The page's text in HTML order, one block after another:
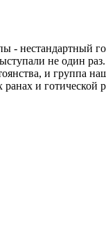
- нестандартный
не один
и группа
и готической